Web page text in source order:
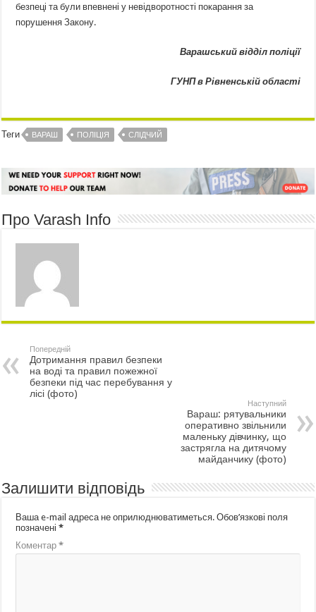
безпеці та були впевнені у невідворотності покарання за
порушення Закону.
Варашський відділ поліції
ГУНП в Рівненській області
Теги ВАРАШ ПОЛІЦІЯ СЛІДЧИЙ
Про Varash Info
Попередній
Дотримання правил безпеки
на воді та правил пожежної
безпеки під час перебування у
лісі (фото)
Наступний
Вараш: рятувальники
оперативно звільнили
маленьку дівчинку, що
застрягла на дитячому
майданчику (фото)
Залишити відповідь
Ваша e-mail адреса не оприлюднюватиметься. Обов’язкові поля
позначені*
Коментар*